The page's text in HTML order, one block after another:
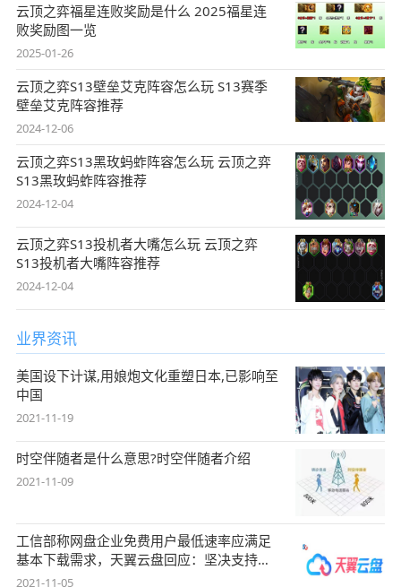
云顶之弈福星连败奖励是什么 2025福星连
败奖励图一览
2025-01-26
云顶之弈S13壁垒艾克阵容怎么玩 S13赛季
壁垒艾克阵容推荐
2024-12-06
云顶之弈S13黑玫蚂蚱阵容怎么玩 云顶之弈
S13黑玫蚂蚱阵容推荐
2024-12-04
云顶之弈S13投机者大嘴怎么玩 云顶之弈
S13投机者大嘴阵容推荐
2024-12-04
业界资讯
美国设下计谋,用娘炮文化重塑日本,已影响至
中国
2021-11-19
时空伴随者是什么意思?时空伴随者介绍
2021-11-09
工信部称网盘企业免费用户最低速率应满足
基本下载需求，天翼云盘回应：坚决支持，
始终
2021-11-05